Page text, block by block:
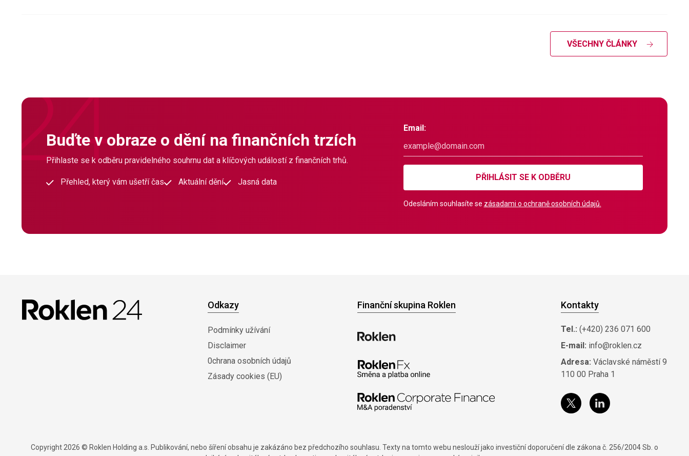
VŠECHNY ČLÁNKY
Buďte v obraze o dění na finančních trzích
Přihlaste se k odběru pravidelného souhrnu dat a klíčových událostí z finančních trhů.
Přehled, který vám ušetří čas Aktuální dění Jasná data
Email:
PŘIHLÁSIT SE K ODBĚRU
Odesláním souhlasíte se zásadami o ochraně osobních údajů.
Odkazy
Podmínky užívání
Disclaimer
0chrana osobních údajů
Zásady cookies (EU)
Finanční skupina Roklen Kontakty
Tel.: (+420) 236 071 600
E-mail: info@roklen.cz
Adresa: Václavské náměstí 9
110 00 Praha 1
Copyright 2026 © Roklen Holding a.s. Publikování, nebo šíření obsahu je zakázáno bez předchozího souhlasu. Texty na tomto webu neslouží jako investiční doporučení dle zákona č. 256/2004 Sb. o